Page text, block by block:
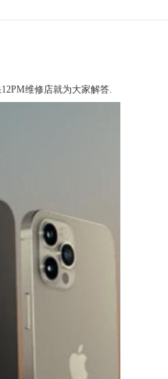
维修店就为大家解答.